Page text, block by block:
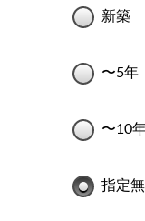
新築
〜5年
〜10
指定